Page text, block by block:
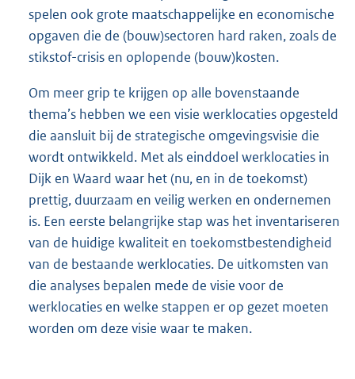
spelen ook grote maatschappelijke en economische
opgaven die de (bouw)sectoren hard raken, zoals de
stikstof-crisis en oplopende (bouw)kosten.
Om meer grip te krijgen op alle bovenstaande
thema’s hebben we een visie werklocaties opgesteld
die aansluit bij de strategische omgevingsvisie die
wordt ontwikkeld. Met als einddoel werklocaties in
Dijk en Waard waar het (nu, en in de toekomst)
prettig, duurzaam en veilig werken en ondernemen
is. Een eerste belangrijke stap was het inventariseren
van de huidige kwaliteit en toekomstbestendigheid
van de bestaande werklocaties. De uitkomsten van
die analyses bepalen mede de visie voor de
werklocaties en welke stappen er op gezet moeten
worden om deze visie waar te maken.